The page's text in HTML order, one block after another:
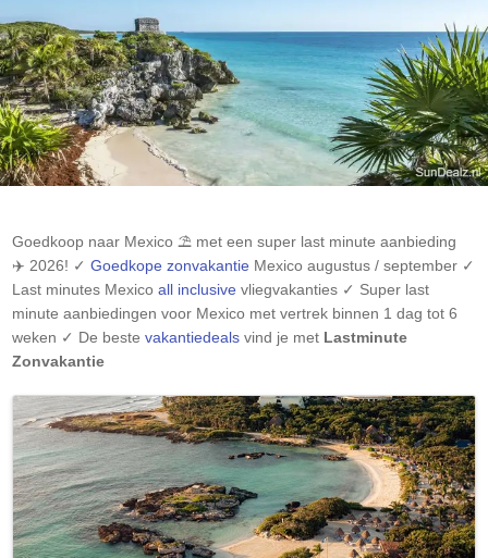
Goedkoop naar Mexico ⛱️ met een super last minute aanbieding
✈️ 2026! ✓ Goedkope zonvakantie Mexico augustus / september ✓
Last minutes Mexico all inclusive vliegvakanties ✓ Super last
minute aanbiedingen voor Mexico met vertrek binnen 1 dag tot 6
weken ✓ De beste vakantiedeals vind je met Lastminute
Zonvakantie